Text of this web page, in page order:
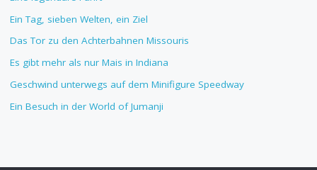
Ein Tag, sieben Welten, ein Ziel
Das Tor zu den Achterbahnen Missouris
Es gibt mehr als nur Mais in Indiana
Geschwind unterwegs auf dem Minifigure Speedway
Ein Besuch in der World of Jumanji